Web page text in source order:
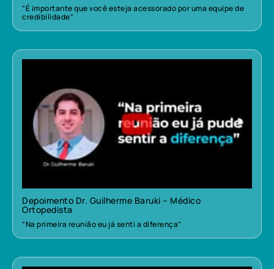
“É importante que você esteja acessorado por uma equipe de
credibilidade”
Depoimento Dr. Guilherme Baruki – Médico
Ortopedista
“Na primeira reunião eu já senti a diferença”